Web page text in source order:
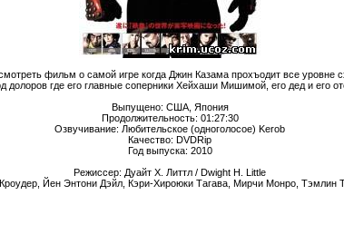
фильм о самой игре когда Джин Казама прохъодит все уровне
долоров где его главные соперники Хейхаши Мишимой, его дед и его
Выпущено: США, Япония
Продолжительность: 01:27:30
Озвучивание: Любительское (одноголосое) Kerob
Качество: DVDRip
Год выпуска: 2010
Режиссер: Дуайт Х. Литтл / Dwight H. Little
Йен Энтони Дэйл, Кэри-Хироюки Тагава, Мирчи Монро, Тэмлин